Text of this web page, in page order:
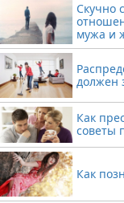
Скучно
мужа и
должен
Как
советы
Как